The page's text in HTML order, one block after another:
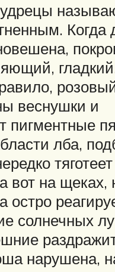
Когда
веснушки и
пигментные
лба,
вот на щеках,
остро
солнечных
нарушена,